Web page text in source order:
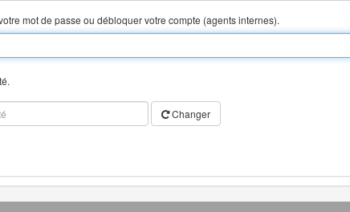
mot de passe ou débloquer votre compte (agents internes).
Changer